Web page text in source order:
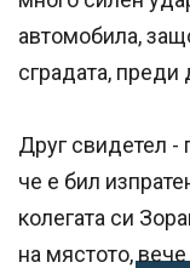
автомобила,
сградата, преди
Друг свидетел -
че е бил
колегата си
на мястото,